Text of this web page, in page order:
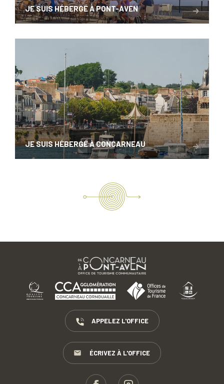
JE SUIS HÉBERGÉ À PONT-AVEN
JE SUIS HÉBERGÉ À CONCARNEAU
APPELEZ L'OFFICE
ÉCRIVEZ À L'OFFICE